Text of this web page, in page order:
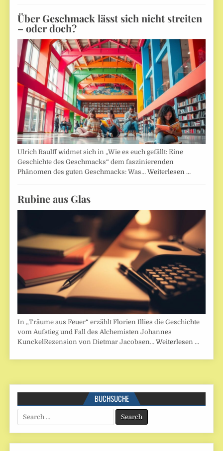
Über Geschmack lässt sich nicht streiten
– oder doch?
Ulrich Raulff widmet sich in „Wie es euch gefällt: Eine
Geschichte des Geschmacks“ dem faszinierenden
Phänomen des guten Geschmacks: Was…Weiterlesen …
Rubine aus Glas
In „Träume aus Feuer“ erzählt Florien Illies die Geschichte
vom Aufstieg und Fall des Alchemisten Johannes
KunckelRezension von Dietmar Jacobsen…Weiterlesen …
BUCHSUCHE
Search
for: